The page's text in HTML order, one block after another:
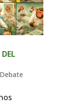
Debate